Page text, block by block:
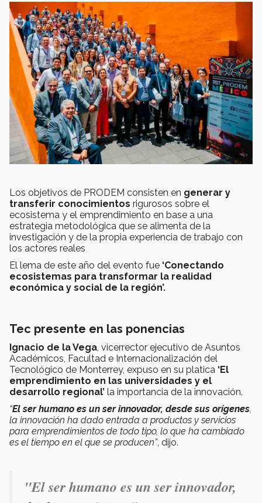
Los objetivos de PRODEM consisten en generar y
transferir conocimientos rigurosos sobre el
ecosistema y el emprendimiento en base a una
estrategia metodológica que se alimenta de la
investigación y de la propia experiencia de trabajo con
los actores reales
El lema de este año del evento fue ‘Conectando
ecosistemas para transformar la realidad
económica y social de la región’.
Tec presente en las ponencias
Ignacio de la Vega, vicerrector ejecutivo de Asuntos
Académicos, Facultad e Internacionalización del
Tecnológico de Monterrey, expuso en su platica ‘El
emprendimiento en las universidades y el
desarrollo regional’ la importancia de la innovación.
“El ser humano es un ser innovador, desde sus orígenes,
la innovación ha dado entrada a productos y servicios
para emprendimientos de todo tipo, lo que ha cambiado
es el tiempo en el que se producen”, dijo.
"El ser humano es un ser innovador,